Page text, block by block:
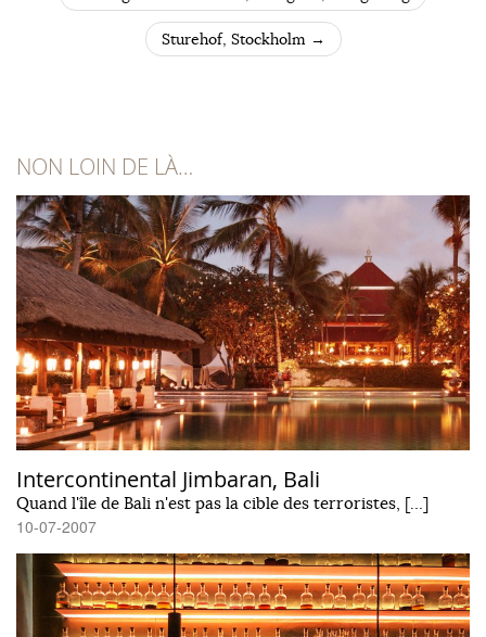
POST NAVIGATION
Sturehof, Stockholm →
NON LOIN DE LÀ…
Intercontinental Jimbaran, Bali
Quand l'île de Bali n'est pas la cible des terroristes, […]
10-07-2007